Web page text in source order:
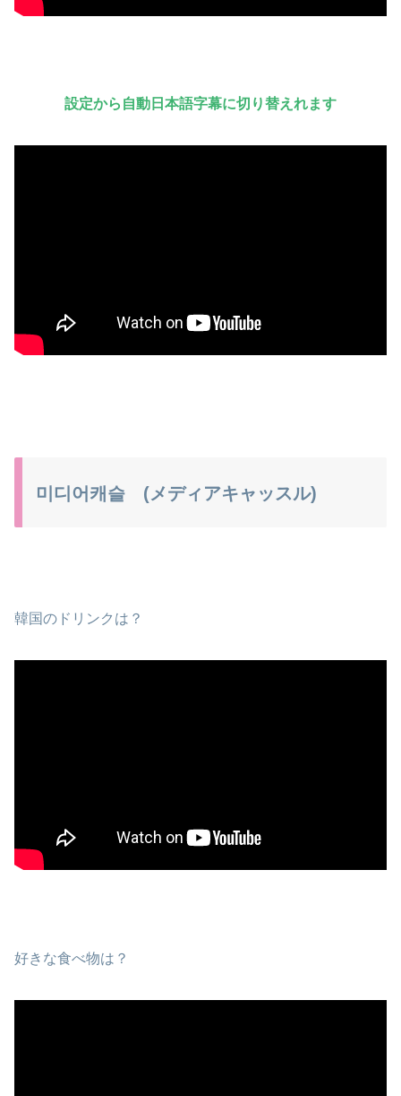
設定から自動日本語字幕に切り替えれます
미디어캐슬 (メディアキャッスル)
韓国のドリンクは？
好きな食べ物は？